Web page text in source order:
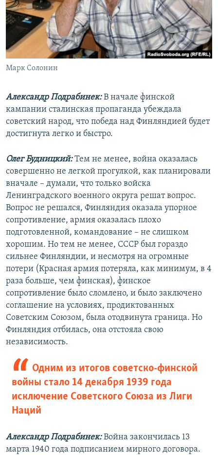
Марк Солонин
Александр Подрабинек:В начале финской
кампании сталинская пропаганда убеждала
советский народ, что победа над Финляндией будет
достигнута легко и быстро.
Олег Будницкий:Тем не менее, война оказалась
совершенно не легкой прогулкой, как планировали
вначале – думали, что только войска
Ленинградского военного округа решат вопрос.
Вопрос не решался, Финляндия оказала упорное
сопротивление, армия оказалась плохо
подготовленной, командование – не слишком
хорошим. Но тем не менее, СССР был гораздо
сильнее Финляндии, и несмотря на огромные
потери (Красная армия потеряла, как минимум, в 4
раза больше, чем финская), финское
сопротивление было сломлено, и было заключено
соглашение на условиях, продиктованных
Советским Союзом, была отодвинута граница. Но
Финляндия отбилась, она отстояла свою
независимость.
Одним из итогов советско-финской
войны стало 14 декабря 1939 года
исключение Советского Союза из Лиги
Наций
Александр Подрабинек:Война закончилась 13
марта 1940 года подписанием мирного договора.